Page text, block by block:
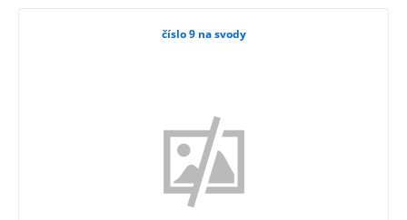
číslo 9 na svody